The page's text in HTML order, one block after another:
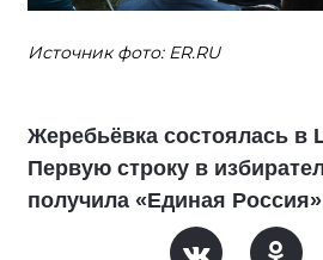
Источник фото: ER.RU
Жеребьёвка состоялась в
Первую строку в
получила «Единая